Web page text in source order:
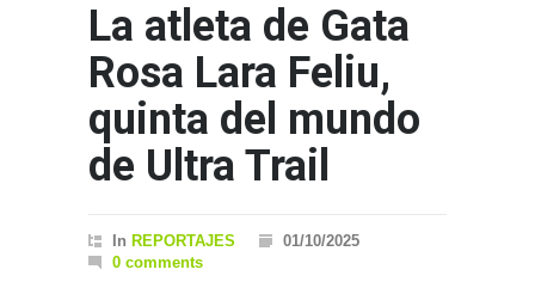
La atleta de Gata
Rosa Lara Feliu,
quinta del mundo
de Ultra Trail
In REPORTAJES
01/10/2025
0 comments